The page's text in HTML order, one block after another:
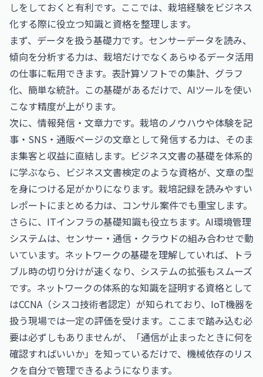
しをしておくと有利です。ここでは、栽培経験をビジネス
化する際に役立つ知識と資格を整理します。
まず、データを扱う基礎力です。センサーデータを読み、
傾向を分析する力は、栽培だけでなくあらゆるデータ活用
の仕事に転用できます。表計算ソフトでの集計、グラフ
化、簡単な統計。この基礎があるだけで、AIツールを使い
こなす精度が上がります。
次に、情報発信・文章力です。栽培のノウハウや体験を記
事・SNS・通販ページの文章として発信する力は、そのま
ま集客と収益に直結します。ビジネス文書の基礎を体系的
に学ぶなら、 ビジネス文書検定のような資格が、文章の型
を身につける足がかりになります。栽培記録を読みやすい
レポートにまとめる力は、コンサル案件でも重宝します。
さらに、ITインフラの基礎知識も役立ちます。AI環境管理
システムは、センサー・通信・クラウドの組み合わせで動
いています。ネットワークの基礎を理解していれば、トラ
ブル時の切り分けが速くなり、システムの拡張もスムーズ
です。ネットワークの体系的な知識を証明する資格として
はCCNA（シスコ技術者認定） が知られており、IoT機器を
扱う現場では一定の評価を受けます。ここまで踏み込む必
要は必ずしもありませんが、「通信が止まったときに何を
確認すればいいか」を知っているだけで、機械依存のリス
クを自分で管理できるようになります。